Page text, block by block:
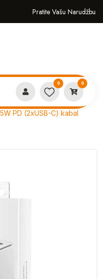
Pratite Vašu Narudžbu
0 0
PD (2xUSB-C) kabal